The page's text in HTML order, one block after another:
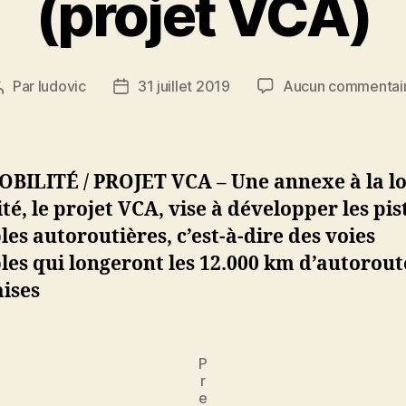
(projet VCA)
Par ludovic
Date31 juillet 2019 Aucun
/ PROJET VCA – Une annexe à la
le projet VCA, vise à développer les
autoroutières, c’est-à-dire des voies
qui longeront les 12.000 km
P
r
e